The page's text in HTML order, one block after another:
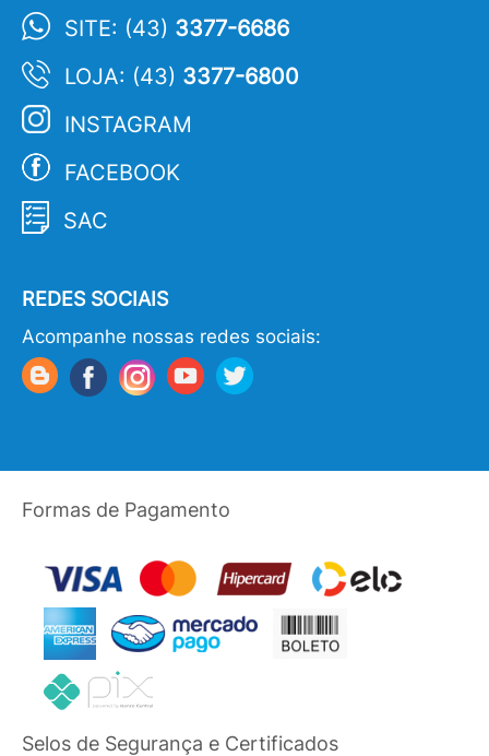
SITE: (43) 3377-6686
LOJA: (43) 3377-6800
INSTAGRAM
FACEBOOK
SAC
REDES SOCIAIS
Acompanhe nossas redes sociais:
Formas de Pagamento
Selos de Segurança e Certificados